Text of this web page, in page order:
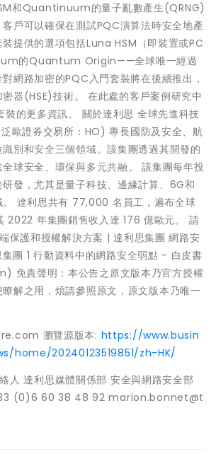
和Quantinuum的量子亂數產生(QRNG)
戶可以確保在測試PQC演算法時安全地產
提供的選項包括Luna HSM（即裝置或PC
的Quantum Origin——全球唯一經過
網路加密的PQC入門套裝將在後續推出，
器(HSE)技術。 在此處的客戶案例研究中
裝的更多資訊。 關於達利思 全球先進科技
歐證券交易所：HO) 專長國防及安全、航
別和安全三個領域。該集團透過其開發的
球安全、環保與多元共融。 該集團每年投
發，尤其是量子科技、邊緣計算、6G和
。 達利思共有 77,000 名員工，遍布全球
2022 年集團銷售收入達 176 億歐元。 請
保護和授權解決方案 | 達利思集團 網路安
團 1 行動資料中的網路安全弱點 - 白皮書
責聲明：本公告之原文版本乃官方授權
解之用，煩請參照原文，原文版本乃唯一
瀏覽源版本: https://www.busin
home/20240123519851/zh-HK/
人 達利思媒體關係部 安全與網路安全部
(0)6 60 38 48 92 marion.bonnet@t